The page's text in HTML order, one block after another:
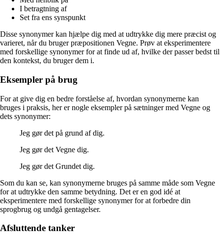
I betragtning af
Set fra ens synspunkt
Disse synonymer kan hjælpe dig med at udtrykke dig mere præcist og
varieret, når du bruger præpositionen Vegne. Prøv at eksperimentere
med forskellige synonymer for at finde ud af, hvilke der passer bedst til
den kontekst, du bruger dem i.
Eksempler på brug
For at give dig en bedre forståelse af, hvordan synonymerne kan
bruges i praksis, her er nogle eksempler på sætninger med Vegne og
dets synonymer:
Jeg gør det på grund af dig.
Jeg gør det Vegne dig.
Jeg gør det Grundet dig.
Som du kan se, kan synonymerne bruges på samme måde som Vegne
for at udtrykke den samme betydning. Det er en god idé at
eksperimentere med forskellige synonymer for at forbedre din
sprogbrug og undgå gentagelser.
Afsluttende tanker